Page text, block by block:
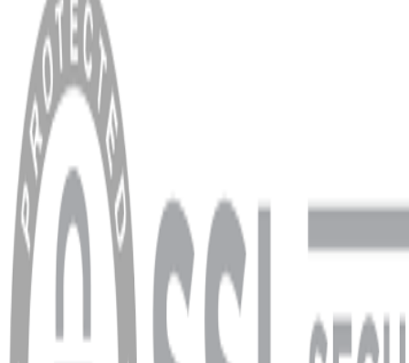
Anasayfa
Hakkımızda
Blog
MÜŞTERİ HİZMETLERİ
Hesabım
Sipariş Sorgulama
Banka Hesap Bilgileri
YARDIM VE DESTEK
Ödeme ve Teslimat Şartları
Garanti ve İade Şartları
info@dukkanhifi.com
0850 441 40 44